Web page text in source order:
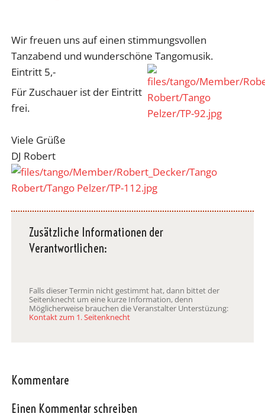
Wir freuen uns auf einen stimmungsvollen
Tanzabend und wunderschöne Tangomusik.
Eintritt 5,-
Für Zuschauer ist der Eintritt
frei.
Viele Grüße
DJ Robert
Zusätzliche Informationen der
Verantwortlichen:
Falls dieser Termin nicht gestimmt hat, dann bittet der
Seitenknecht um eine kurze Information, denn
Möglicherweise brauchen die Veranstalter Unterstüzung:
Kontakt zum 1. Seitenknecht
Kommentare
Einen Kommentar schreiben